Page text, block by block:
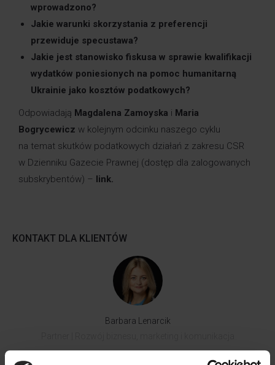
wprowadzono?
Jakie warunki skorzystania z preferencji
przewiduje specustawa?
Jakie jest stanowisko fiskusa w sprawie kwalifikacji
wydatków poniesionych na pomoc humanitarną
Ukrainie jako kosztów podatkowych?
Odpowiadają Magdalena Zamoyska i Maria
Bogrycewicz w kolejnym odcinku naszego cyklu
na temat skutków podatkowych działań z zakresu CSR
w Dzienniku Gazecie Prawnej (dostęp dla zalogowanych
subskrybentów) –
link.
KONTAKT DLA KLIENTÓW
Barbara Lenarcik